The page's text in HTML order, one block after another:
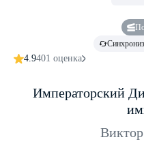
4.9401 оценка
Императорский